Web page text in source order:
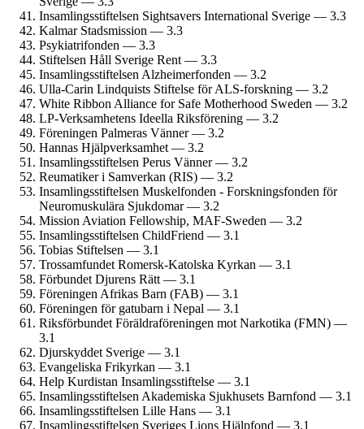
Insamlings­stiftelsen Sightsavers International Sverige — 3.3
Kalmar Stads­mission — 3.3
Psykiatrifonden — 3.3
Stiftelsen Håll Sverige Rent — 3.3
Insamlings­stiftelsen Alzheimer­fonden — 3.2
Ulla-Carin Lindquists Stiftelse för ALS-forskning — 3.2
White Ribbon Alliance for Safe Mother­hood Sweden — 3.2
LP-Verksamhetens Ideella Riksförening — 3.2
Föreningen Palmeras Vänner — 3.2
Hannas Hjälp­verksamhet — 3.2
Insamlings­stiftelsen Perus Vänner — 3.2
Reumatiker i Samverkan (RIS) — 3.2
Insamlings­stiftelsen Muskelfonden - Forsknings­fonden för
Neuro­muskulära Sjukdomar — 3.2
Mission Aviation Fellowship, MAF-Sweden — 3.2
Insamlings­stiftelsen ChildFriend — 3.1
Tobias Stiftelsen — 3.1
Trossamfundet Romersk-Katolska Kyrkan — 3.1
Förbundet Djurens Rätt — 3.1
Föreningen Afrikas Barn (FAB) — 3.1
Föreningen för gatubarn i Nepal — 3.1
Riksförbundet Föräldra­föreningen mot Narkotika (FMN) —
3.1
Djurskyddet Sverige — 3.1
Evangeliska Frikyrkan — 3.1
Help Kurdistan Insamlings­stiftelse — 3.1
Insamlings­stiftelsen Akademiska Sjukhusets Barnfond — 3.1
Insamlings­stiftelsen Lille Hans — 3.1
Insamlings­stiftelsen Sveriges Lions Hjälpfond — 3.1